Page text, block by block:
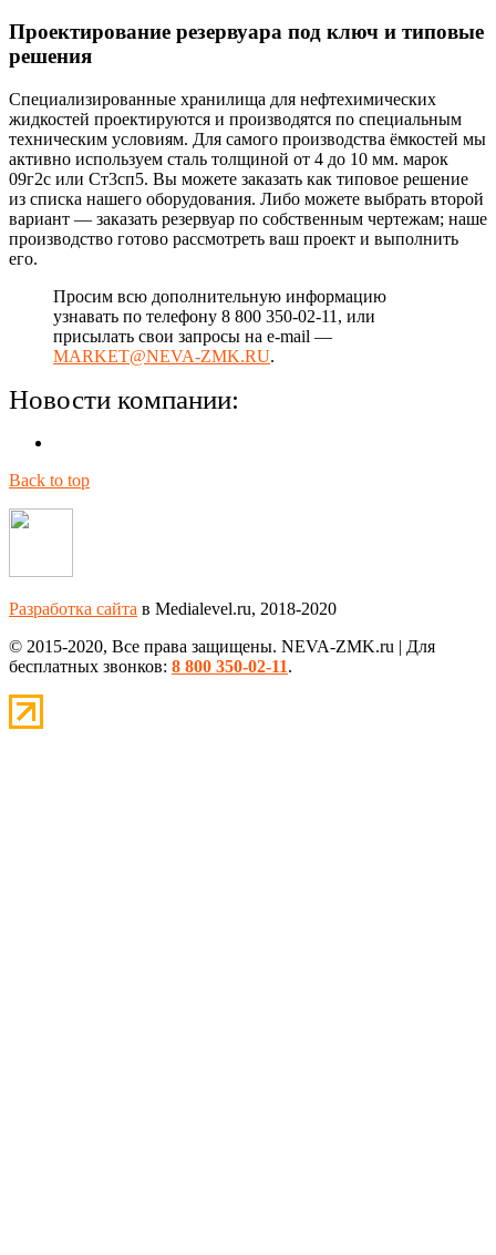
Проектирование резервуара под ключ и типовые
решения
Специализированные хранилища для нефтехимических
жидкостей проектируются и производятся по специальным
техническим условиям. Для самого производства ёмкостей мы
активно используем сталь толщиной от 4 до 10 мм. марок
09г2с или Ст3сп5. Вы можете заказать как типовое решение
из списка нашего оборудования. Либо можете выбрать второй
вариант — заказать резервуар по собственным чертежам; наше
производство готово рассмотреть ваш проект и выполнить
его.
Просим всю дополнительную информацию
узнавать по телефону 8 800 350-02-11, или
присылать свои запросы на e-mail —
MARKET@NEVA-ZMK.RU.
Новости компании:
Back to top
Разработка сайта в Medialevel.ru, 2018-2020
© 2015-2020, Все права защищены. NEVA-ZMK.ru | Для
бесплатных звонков: 8 800 350-02-11.